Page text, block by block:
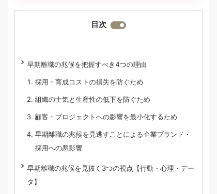
目次
早期離職の兆候を把握すべき4つの理由
採用・育成コストの損失を防ぐため
組織の士気と生産性の低下を防ぐため
顧客・プロジェクトへの影響を最小化するため
早期離職の兆候を見逃すことによる企業ブランド・
採用への悪影響
早期離職の兆候を見抜く3つの視点【行動・心理・デー
タ】